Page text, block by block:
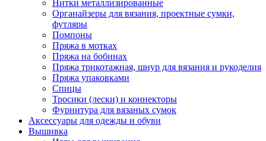
Нитки металлизированные
Органайзеры для вязания, проектные сумки,
футляры
Помпоны
Пряжа в мотках
Пряжа на бобинах
Пряжа трикотажная, шнур для вязания и рукоделия
Пряжа упаковками
Спицы
Тросики (лески) и коннекторы
Фурнитура для вязаных сумок
Аксессуары для одежды и обуви
Вышивка